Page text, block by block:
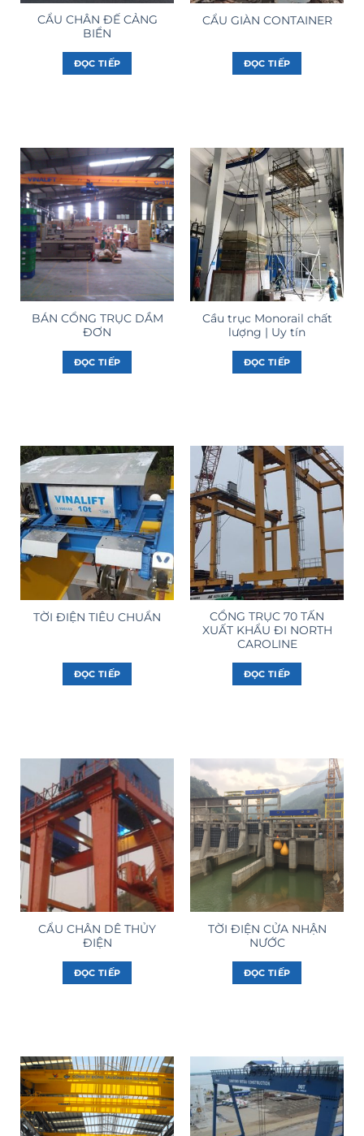
CẨU CHÂN ĐẾ CẢNG
BIỂN
ĐỌC TIẾP
CẨU GIÀN CONTAINER
ĐỌC TIẾP
BÁN CỔNG TRỤC DẦM
ĐƠN
ĐỌC TIẾP
Cầu trục Monorail chất
lượng | Uy tín
ĐỌC TIẾP
TỜI ĐIỆN TIÊU CHUẨN
ĐỌC TIẾP
CỔNG TRỤC 70 TẤN
XUẤT KHẨU ĐI NORTH
CAROLINE
ĐỌC TIẾP
CẨU CHÂN DÊ THỦY
ĐIỆN
ĐỌC TIẾP
TỜI ĐIỆN CỬA NHẬN
NƯỚC
ĐỌC TIẾP